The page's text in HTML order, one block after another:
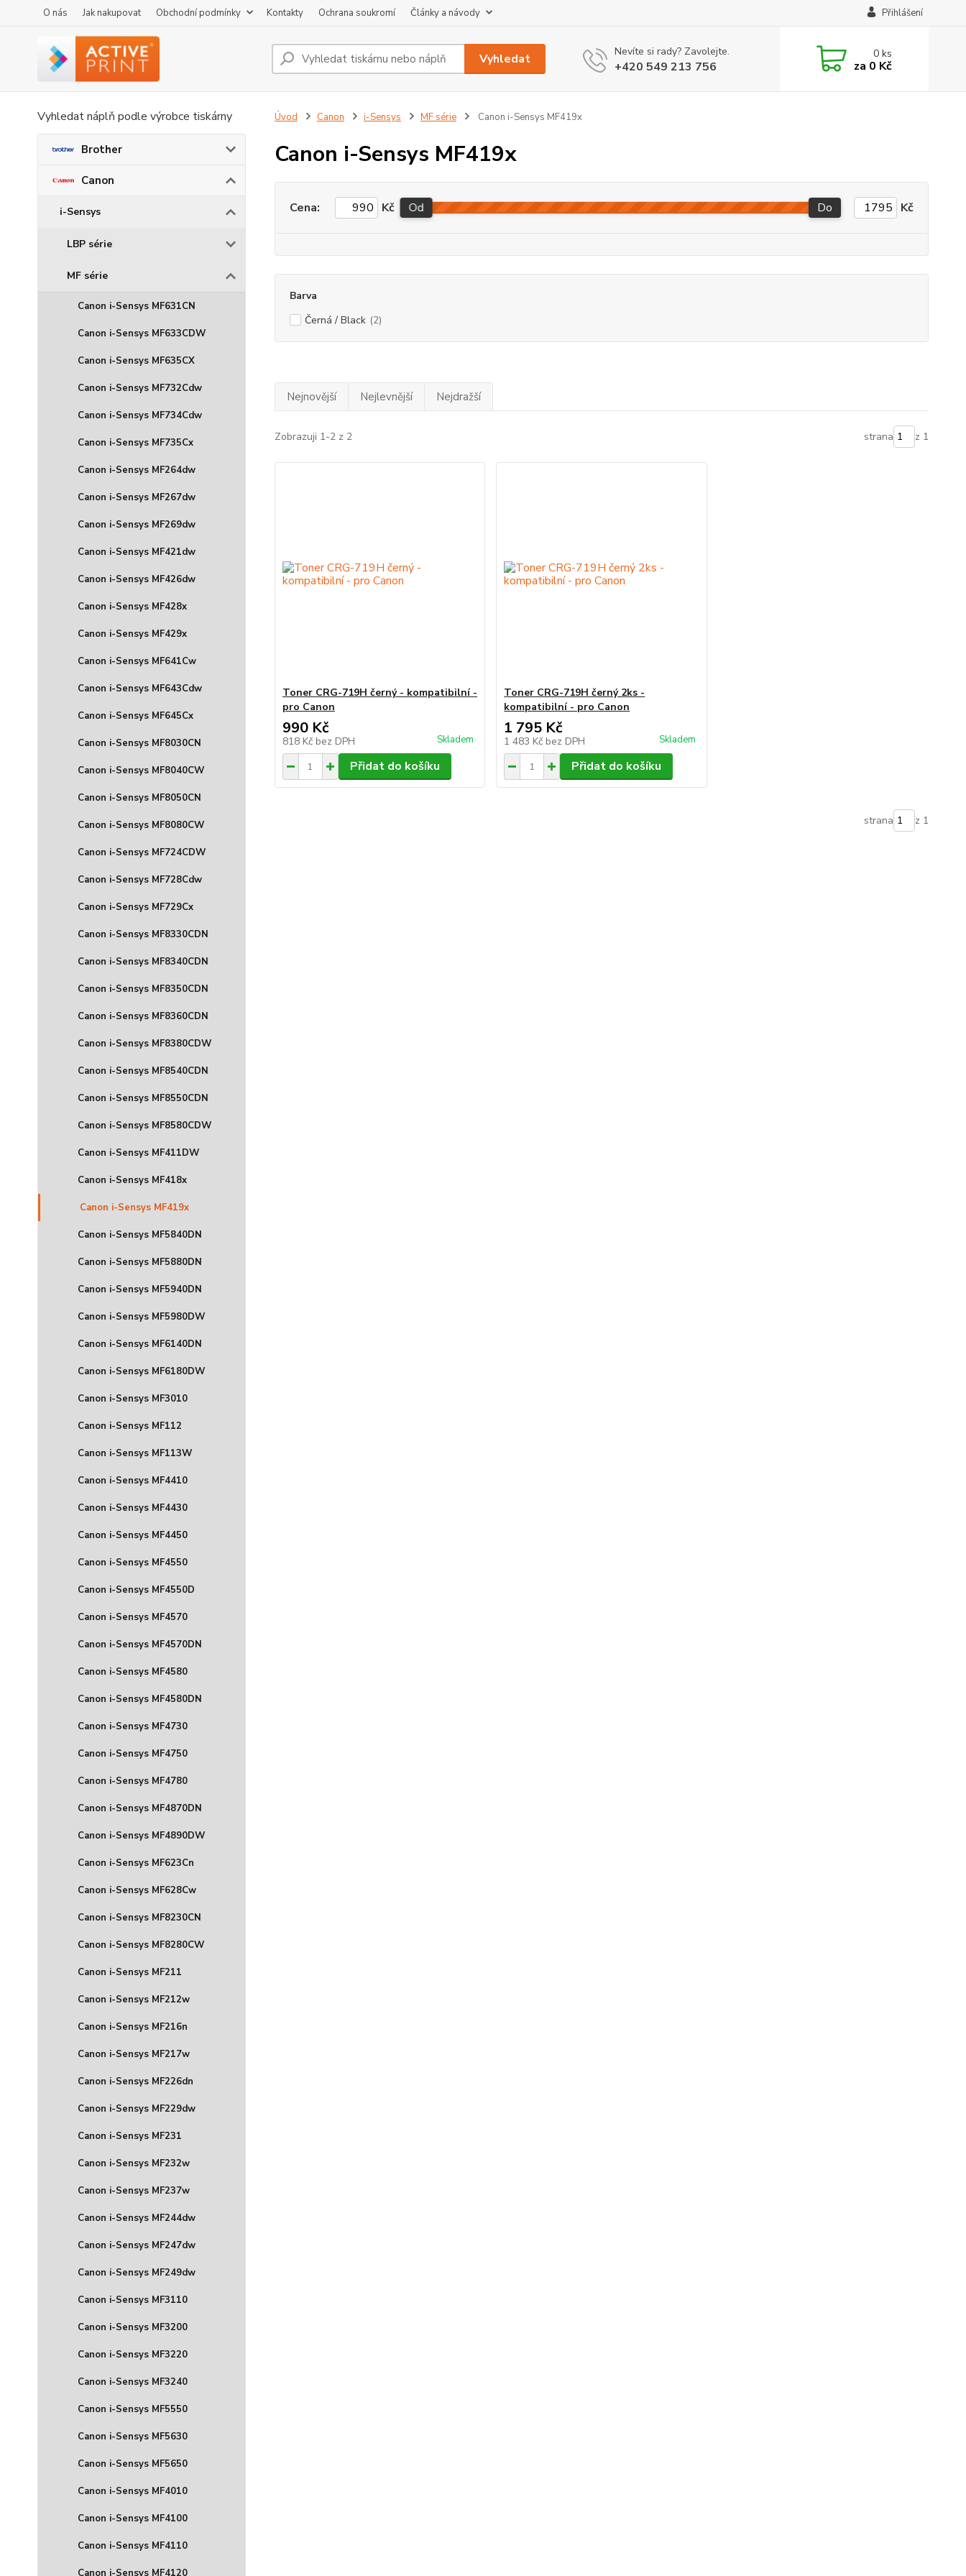
O nás Jak nakupovat Obchodní podmínky Kontakty Ochrana soukromí Články a návody Přihlášení
Vyhledat Nevíte si rady? Zavolejte.
+420 549 213 756
0ks
za 0 Kč
Vyhledat náplň podle výrobce tiskárny
Brother
Canon
i-Sensys
LBP série
MF série
Canon i-Sensys MF631CN
Canon i-Sensys MF633CDW
Canon i-Sensys MF635CX
Canon i-Sensys MF732Cdw
Canon i-Sensys MF734Cdw
Canon i-Sensys MF735Cx
Canon i-Sensys MF264dw
Canon i-Sensys MF267dw
Canon i-Sensys MF269dw
Canon i-Sensys MF421dw
Canon i-Sensys MF426dw
Canon i-Sensys MF428x
Canon i-Sensys MF429x
Canon i-Sensys MF641Cw
Canon i-Sensys MF643Cdw
Canon i-Sensys MF645Cx
Canon i-Sensys MF8030CN
Canon i-Sensys MF8040CW
Canon i-Sensys MF8050CN
Canon i-Sensys MF8080CW
Canon i-Sensys MF724CDW
Canon i-Sensys MF728Cdw
Canon i-Sensys MF729Cx
Canon i-Sensys MF8330CDN
Canon i-Sensys MF8340CDN
Canon i-Sensys MF8350CDN
Canon i-Sensys MF8360CDN
Canon i-Sensys MF8380CDW
Canon i-Sensys MF8540CDN
Canon i-Sensys MF8550CDN
Canon i-Sensys MF8580CDW
Canon i-Sensys MF411DW
Canon i-Sensys MF418x
Canon i-Sensys MF419x
Canon i-Sensys MF5840DN
Canon i-Sensys MF5880DN
Canon i-Sensys MF5940DN
Canon i-Sensys MF5980DW
Canon i-Sensys MF6140DN
Canon i-Sensys MF6180DW
Canon i-Sensys MF3010
Canon i-Sensys MF112
Canon i-Sensys MF113W
Canon i-Sensys MF4410
Canon i-Sensys MF4430
Canon i-Sensys MF4450
Canon i-Sensys MF4550
Canon i-Sensys MF4550D
Canon i-Sensys MF4570
Canon i-Sensys MF4570DN
Canon i-Sensys MF4580
Canon i-Sensys MF4580DN
Canon i-Sensys MF4730
Canon i-Sensys MF4750
Canon i-Sensys MF4780
Canon i-Sensys MF4870DN
Canon i-Sensys MF4890DW
Canon i-Sensys MF623Cn
Canon i-Sensys MF628Cw
Canon i-Sensys MF8230CN
Canon i-Sensys MF8280CW
Canon i-Sensys MF211
Canon i-Sensys MF212w
Canon i-Sensys MF216n
Canon i-Sensys MF217w
Canon i-Sensys MF226dn
Canon i-Sensys MF229dw
Canon i-Sensys MF231
Canon i-Sensys MF232w
Canon i-Sensys MF237w
Canon i-Sensys MF244dw
Canon i-Sensys MF247dw
Canon i-Sensys MF249dw
Canon i-Sensys MF3110
Canon i-Sensys MF3200
Canon i-Sensys MF3220
Canon i-Sensys MF3240
Canon i-Sensys MF5550
Canon i-Sensys MF5630
Canon i-Sensys MF5650
Canon i-Sensys MF4010
Canon i-Sensys MF4100
Canon i-Sensys MF4110
Canon i-Sensys MF4120
Úvod Canon i-Sensys MF série Canon i-Sensys MF419x
Canon i-Sensys MF419x
Cena: Kč Od Do Kč
Barva
Černá / Black (2)
Nejnovější Nejlevnější Nejdražší
Zobrazuji 1-2 z 2 strana z 1
Toner CRG-719H černý - kompatibilní -
pro Canon
990 Kč
818 Kč bez DPH Skladem
Přidat do košíku
Toner CRG-719H černý 2ks -
kompatibilní - pro Canon
1 795 Kč
1 483 Kč bez DPH Skladem
Přidat do košíku
strana z 1